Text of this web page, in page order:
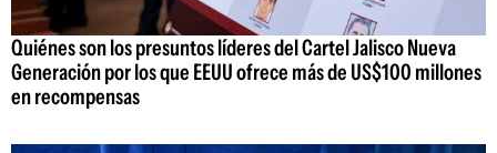
Quiénes son los presuntos líderes del Cartel Jalisco Nueva
Generación por los que EEUU ofrece más de US$100 millones
en recompensas